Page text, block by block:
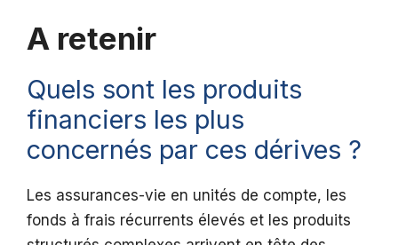
A retenir
Quels sont les produits
financiers les plus
concernés par ces dérives ?
Les assurances-vie en unités de compte, les
fonds à frais récurrents élevés et les produits